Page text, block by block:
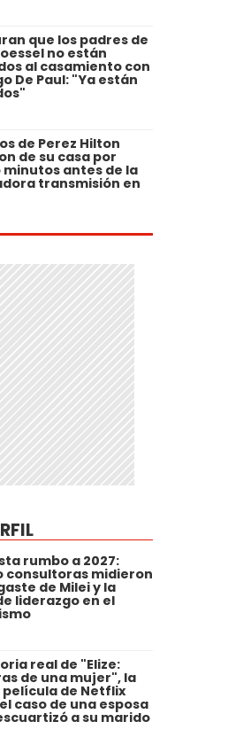
que los padres de
no están
al casamiento con
De Paul: "Ya están
de Perez Hilton
de su casa por
minutos antes de la
transmisión en
rumbo a 2027:
consultoras midieron
de Milei y la
liderazgo en el
real de "Elize:
de una mujer", la
película de Netflix
caso de una esposa
a su marido